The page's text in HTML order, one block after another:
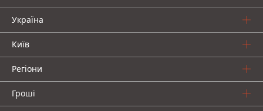
Україна
Київ
Регіони
Гроші